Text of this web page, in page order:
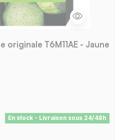
originale T6M11AE - Jaune
En stock - Livraison sous 24/48h